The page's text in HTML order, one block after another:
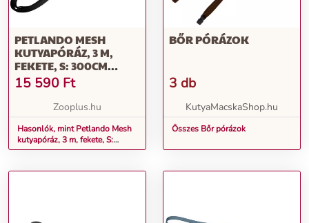
PETLANDO MESH
KUTYAPÓRÁZ, 3 M,
FEKETE, S: 300CM
HOSSZÚ, 15MM SZÉLES
15 590 Ft
Zooplus.hu
Hasonlók, mint Petlando Mesh
kutyapóráz, 3 m, fekete, S:
300cm hosszú, 15mm széles
BŐR PÓRÁZOK
3 db
KutyaMacskaShop.hu
Összes Bőr pórázok